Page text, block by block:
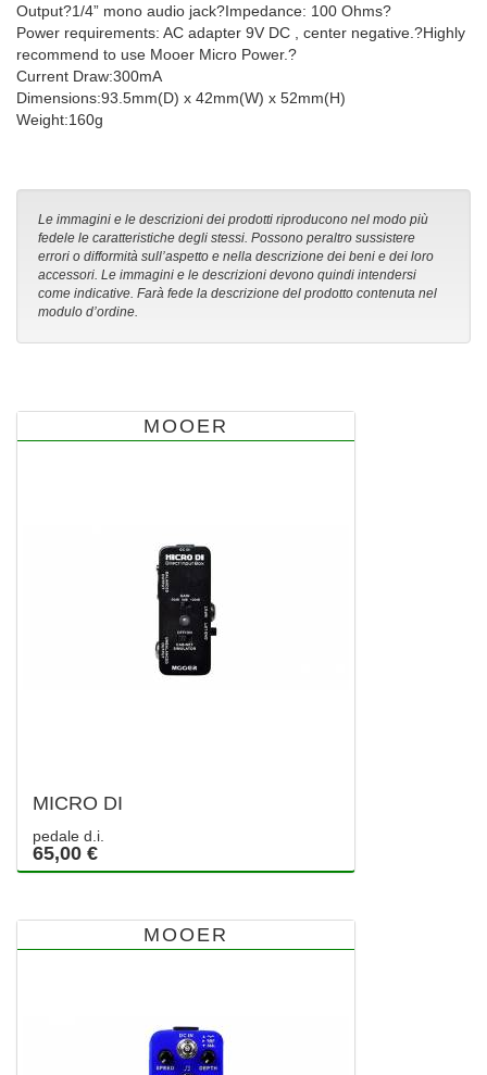
Output?1/4” mono audio jack?Impedance: 100 Ohms?
Power requirements: AC adapter 9V DC , center negative.?Highly
recommend to use Mooer Micro Power.?
Current Draw:300mA
Dimensions:93.5mm(D) x 42mm(W) x 52mm(H)
Weight:160g
Le immagini e le descrizioni dei prodotti riproducono nel modo più
fedele le caratteristiche degli stessi. Possono peraltro sussistere
errori o difformità sull’aspetto e nella descrizione dei beni e dei loro
accessori. Le immagini e le descrizioni devono quindi intendersi
come indicative. Farà fede la descrizione del prodotto contenuta nel
modulo d’ordine.
MOOER
MICRO DI
pedale d.i.
65,00 €
MOOER